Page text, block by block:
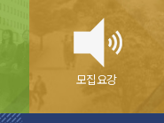
모집요강